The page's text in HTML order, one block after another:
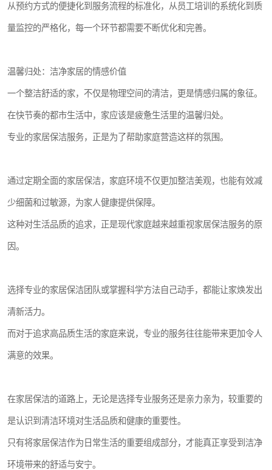
从预约方式的便捷化到服务流程的标准化，从员工培训的系统化到质
量监控的严格化，每一个环节都需要不断优化和完善。
温馨归处：洁净家居的情感价值
一个整洁舒适的家，不仅是物理空间的清洁，更是情感归属的象征。
在快节奏的都市生活中，家应该是疲惫生活里的温馨归处。
专业的家居保洁服务，正是为了帮助家庭营造这样的氛围。
通过定期全面的家居保洁，家庭环境不仅更加整洁美观，也能有效减
少细菌和过敏源，为家人健康提供保障。
这种对生活品质的追求，正是现代家庭越来越重视家居保洁服务的原
因。
选择专业的家居保洁团队或掌握科学方法自己动手，都能让家焕发出
清新活力。
而对于追求高品质生活的家庭来说，专业的服务往往能带来更加令人
满意的效果。
在家居保洁的道路上，无论是选择专业服务还是亲力亲为，较重要的
是认识到清洁环境对生活品质和健康的重要性。
只有将家居保洁作为日常生活的重要组成部分，才能真正享受到洁净
环境带来的舒适与安宁。